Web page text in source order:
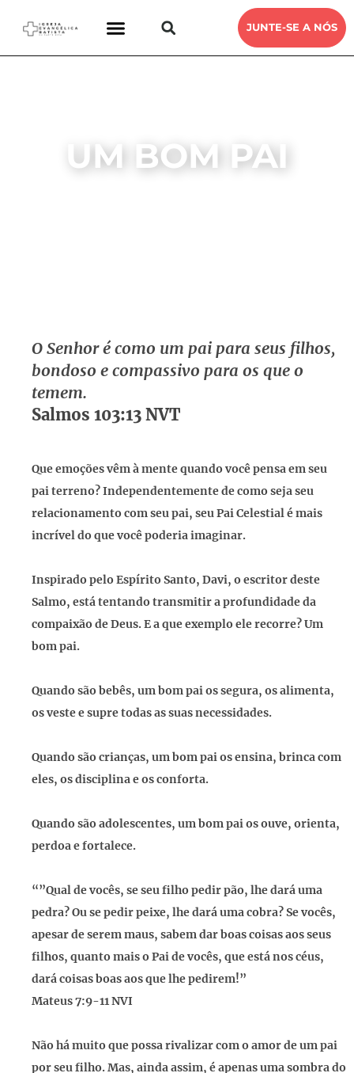
JUNTE-SE A NÓS
UM BOM PAI
O Senhor é como um pai para seus filhos,
bondoso e compassivo para os que o
temem.
Salmos 103:13 NVT
Que emoções vêm à mente quando você pensa em seu
pai terreno? Independentemente de como seja seu
relacionamento com seu pai, seu Pai Celestial é mais
incrível do que você poderia imaginar.
Inspirado pelo Espírito Santo, Davi, o escritor deste
Salmo, está tentando transmitir a profundidade da
compaixão de Deus. E a que exemplo ele recorre? Um
bom pai.
Quando são bebês, um bom pai os segura, os alimenta,
os veste e supre todas as suas necessidades.
Quando são crianças, um bom pai os ensina, brinca com
eles, os disciplina e os conforta.
Quando são adolescentes, um bom pai os ouve, orienta,
perdoa e fortalece.
“”Qual de vocês, se seu filho pedir pão, lhe dará uma
pedra? Ou se pedir peixe, lhe dará uma cobra? Se vocês,
apesar de serem maus, sabem dar boas coisas aos seus
filhos, quanto mais o Pai de vocês, que está nos céus,
dará coisas boas aos que lhe pedirem!”
Mateus 7:9-11 NVI
Não há muito que possa rivalizar com o amor de um pai
por seu filho. Mas, ainda assim, é apenas uma sombra do